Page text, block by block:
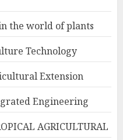
the world of plants
Technology
Extension
Engineering
AGRICULTURAL